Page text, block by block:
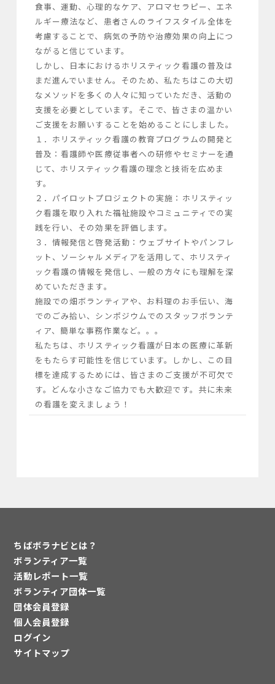
食事、運動、心理的なケア、アロマセラピー、エネ
ルギー療法など、患者さんのライフスタイル全体を
考慮することで、病気の予防や治療効果の向上につ
ながると信じています。
しかし、日本におけるホリスティック看護の普及は
まだ進んでいません。そのため、私たちはこの大切
なメソッドを多くの人々に知っていただき、活動の
支援を必要としています。そこで、皆さまの温かい
ご支援をお願いすることを始めることにしました。
１．ホリスティック看護の教育プログラムの開発と
普及：看護師や医療従事者への研修やセミナーを通
じて、ホリスティック看護の理念と技術を広めま
す。
２．パイロットプロジェクトの実施：ホリスティッ
ク看護を取り入れた福祉施設やコミュニティでの実
践を行い、その効果を評価します。
３．情報発信と啓発活動：ウェブサイトやパンフレ
ット、ソーシャルメディアを活用して、ホリスティ
ック看護の情報を発信し、一般の方々にも理解を深
めていただきます。
施設での畑ボランティアや、お料理のお手伝い、海
でのごみ拾い、シンポジウムでのスタッフボランテ
ィア、簡単な事務作業など。。。
私たちは、ホリスティック看護が日本の医療に革新
をもたらす可能性を信じています。しかし、この目
標を達成するためには、皆さまのご支援が不可欠で
す。どんな小さなご協力でも大歓迎です。共に未来
の看護を変えましょう！
ちばボラナビとは？
ボランティア一覧
活動レポート一覧
ボランティア団体一覧
団体会員登録
個人会員登録
ログイン
サイトマップ